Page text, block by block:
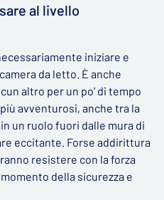
al livello
iniziare e
da letto. È anche
altro per un po' di tempo
avventurosi, anche tra la
un ruolo fuori dalle mura di
eccitante. Forse addirittura
resistere con la forza
della sicurezza e